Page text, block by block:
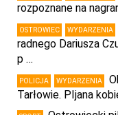
rozpoznane na
OSTROWIEC WYDARZENIA
radnego Dariusza
p …
POLICJA WYDARZENIA
Tarłowie. PIjana